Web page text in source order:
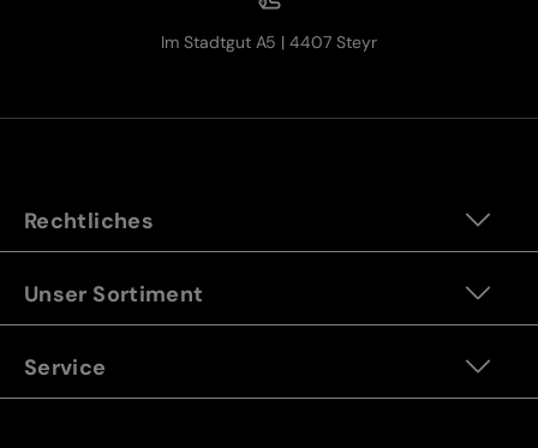
Im Stadtgut A5 | 4407 Steyr
Rechtliches
Unser Sortiment
Service